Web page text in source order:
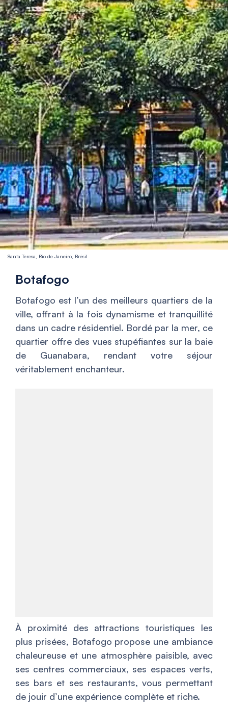
Santa Teresa, Rio de Janeiro, Brésil
Botafogo
Botafogo est l’un des meilleurs quartiers de la
ville, offrant à la fois dynamisme et tranquillité
dans un cadre résidentiel. Bordé par la mer, ce
quartier offre des vues stupéfiantes sur la baie
de Guanabara, rendant votre séjour
véritablement enchanteur.
À proximité des attractions touristiques les
plus prisées, Botafogo propose une ambiance
chaleureuse et une atmosphère paisible, avec
ses centres commerciaux, ses espaces verts,
ses bars et ses restaurants, vous permettant
de jouir d’une expérience complète et riche.